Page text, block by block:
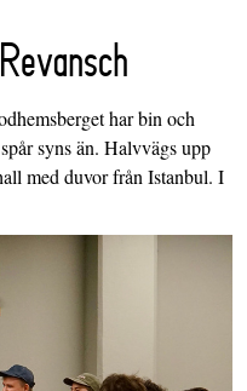
har bin och
syns än. Halvvägs upp
med duvor från Istanbul. I